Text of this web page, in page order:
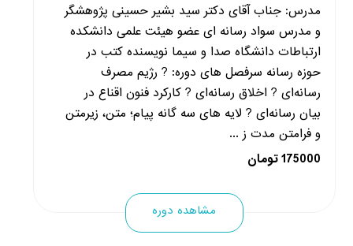
مدرس: جناب آقای دکتر سید بشیر حسینی پژوهشگر
و مدرس سواد رسانه ای عضو هیئت علمی دانشکده
ارتباطات دانشگاه صدا و سیما نویسنده کتب در
حوزه رسانه سرفصل های دوره: ? رژیم مصرف
رسانه‌ای ? اخلاق رسانه‌ای ? کارکرد فنون اقناع در
بیان رسانه‌ای ? لایه های سه گانه پیام؛ متن، زیرمتن
و فرامتن مدت ز ...
175000 تومان
مشاهده دوره